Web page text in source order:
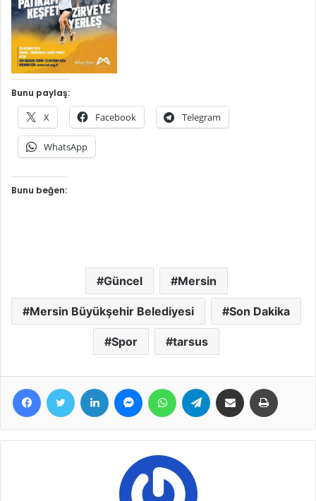
Bunu paylaş:
X Facebook Telegram
WhatsApp
Bunu beğen:
Güncel Mersin
Mersin Büyükşehir Belediyesi Son Dakika
Spor tarsus
FacebookTwitter LinkedIn MessengerWhatsAppTelegram E-Posta ile paylaş